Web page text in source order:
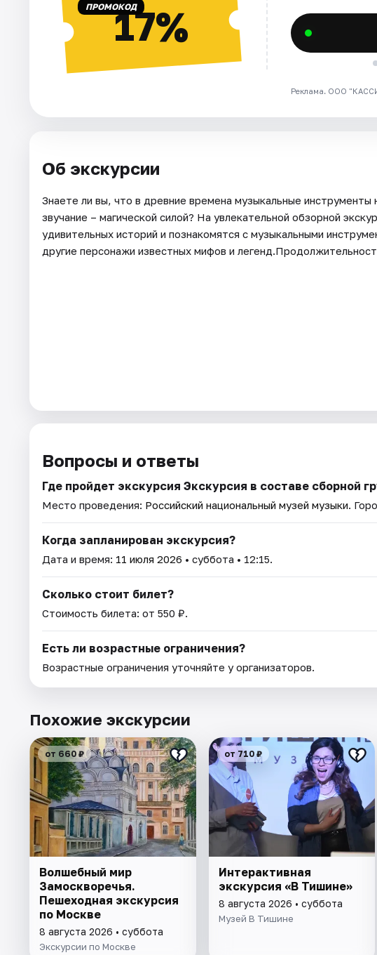
ПРОМОКОД17%
Реклама. ООО
Об экскурсии
Знаете ли вы, что в древние времена музыкальные инструменты
звучание – магической силой? На увлекательной обзорной
удивительных историй и познакомятся с музыкальными
другие персонажи известных мифов и
Вопросы и ответы
Где пройдет экскурсия Экскурсия в составе сборной
Место проведения: Российский национальный музей музыки.
Когда запланирован экскурсия?
Дата и время: 11 июля 2026 • суббота • 12:15.
Сколько стоит билет?
Стоимость билета: от 550 ₽.
Есть ли возрастные ограничения?
Возрастные ограничения уточняйте у организаторов.
Похожие экскурсии
от 660 ₽
Волшебный мир
Замоскворечья.
Пешеходная экскурсия
по Москве
8 августа 2026 • суббота
Экскурсии по Москве
от 710 ₽
Интерактивная
экскурсия «В Тишине»
8 августа 2026 • суббота
Музей В Тишине